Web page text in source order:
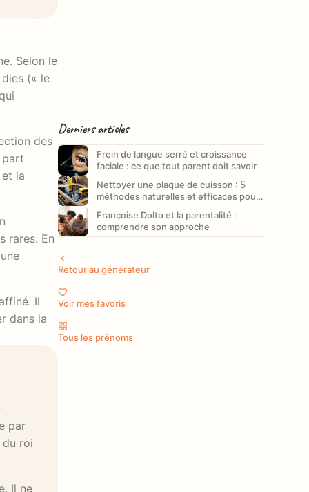
Selon le
(« le
des
part
la
rares. En
Il
dans la
par
du roi
Il ne
Derniers articles
Frein de langue serré et croissance
faciale : ce que tout parent doit savoir
Nettoyer une plaque de cuisson : 5
méthodes naturelles et efficaces pour
Françoise Dolto et la parentalité :
comprendre son approche
Retour au générateur
Voir mes favoris
Tous les prénoms